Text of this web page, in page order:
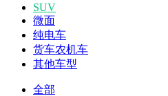
SUV
微面
纯电车
货车农机车
其他车型
全部